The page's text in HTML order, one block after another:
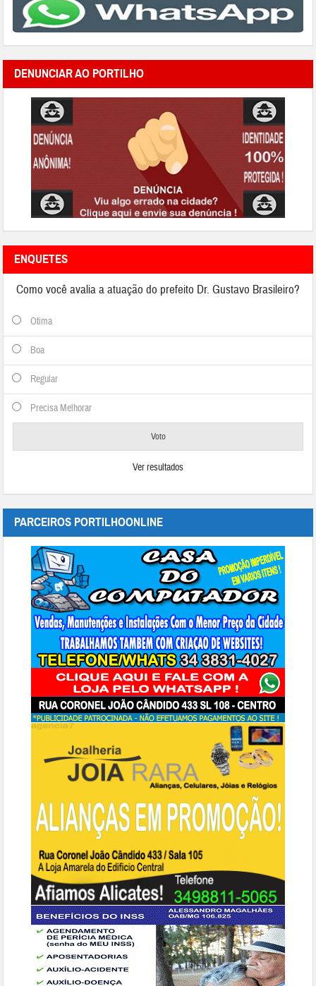
DENUNCIAR AO PORTILHO
ENQUETES
Como você avalia a atuação do prefeito Dr. Gustavo Brasileiro?
Otima
Boa
Regular
Precisa Melhorar
Ver resultados
PARCEIROS PORTILHOONLINE